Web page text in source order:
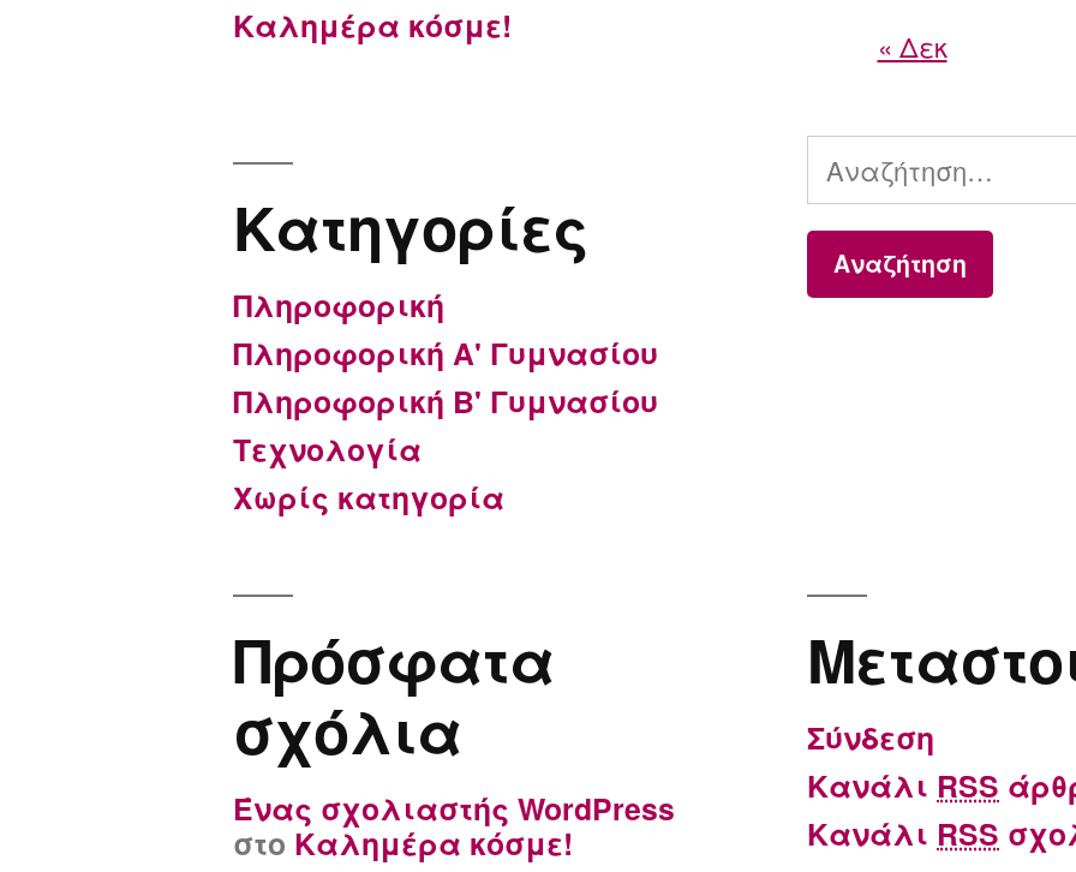
Καλημέρα κόσμε!
« Δεκ
Kατηγορίες
Πληροφορική
Πληροφορική Α' Γυμνασίου
Πληροφορική Β' Γυμνασίου
Τεχνολογία
Χωρίς κατηγορία
Αναζήτηση
για:
Πρόσφατα
σχόλια
Ένας σχολιαστής WordPress
στο Καλημέρα κόσμε!
Σύνδεση
Κανάλι RSS
Κανάλι RSS